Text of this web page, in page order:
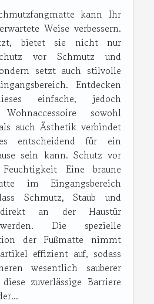
kann Ihr
Weise verbessern.
bietet sie nicht nur
vor Schmutz und
setzt auch stilvolle
Entdecken
einfache, jedoch
sowohl
auch Ästhetik verbindet
entscheidend für ein
sein kann. Schutz vor
Eine braune
im Eingangsbereich
Schmutz, Staub und
direkt an der Haustür
Die spezielle
der Fußmatte nimmt
effizient auf, sodass
wesentlich sauberer
zuverlässige Barriere